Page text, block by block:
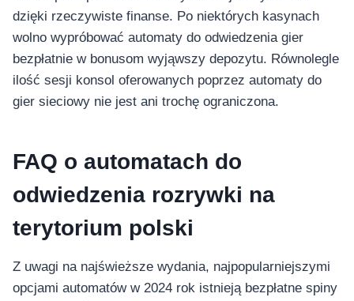
dzięki rzeczywiste finanse. Po niektórych kasynach
wolno wypróbować automaty do odwiedzenia gier
bezpłatnie w bonusom wyjąwszy depozytu. Równolegle
ilość sesji konsol oferowanych poprzez automaty do
gier sieciowy nie jest ani trochę ograniczona.
FAQ o automatach do
odwiedzenia rozrywki na
terytorium polski
Z uwagi na najświeższe wydania, najpopularniejszymi
opcjami automatów w 2024 rok istnieją bezpłatne spiny